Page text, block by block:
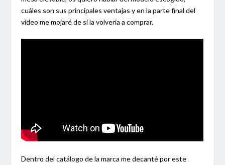
cuáles son sus principales ventajas y en la parte final del
vídeo me mojaré de si la volvería a comprar.
Dentro del catálogo de la marca me decanté por este